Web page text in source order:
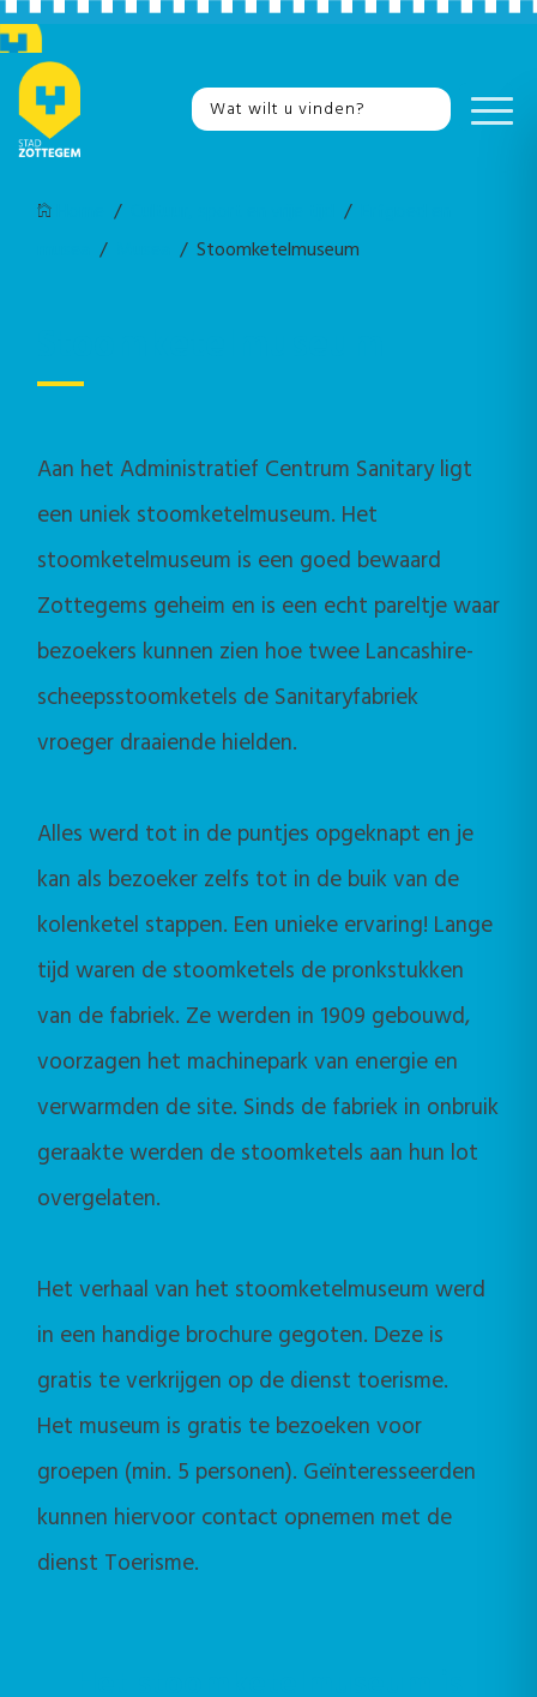
/ /
/ / Stoomketelmuseum
Aan het Administratief Centrum Sanitary ligt
een uniek stoomketelmuseum. Het
stoomketelmuseum is een goed bewaard
Zottegems geheim en is een echt pareltje waar
bezoekers kunnen zien hoe twee Lancashire-
scheepsstoomketels de Sanitaryfabriek
vroeger draaiende hielden.
Alles werd tot in de puntjes opgeknapt en je
kan als bezoeker zelfs tot in de buik van de
kolenketel stappen. Een unieke ervaring! Lange
tijd waren de stoomketels de pronkstukken
van de fabriek. Ze werden in 1909 gebouwd,
voorzagen het machinepark van energie en
verwarmden de site. Sinds de fabriek in onbruik
geraakte werden de stoomketels aan hun lot
overgelaten.
Het verhaal van het stoomketelmuseum werd
in een handige brochure gegoten. Deze is
gratis te verkrijgen op de dienst toerisme.
Het museum is gratis te bezoeken voor
groepen (min. 5 personen). Geïnteresseerden
kunnen hiervoor contact opnemen met de
dienst Toerisme.